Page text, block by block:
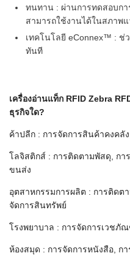
ทนทาน : ผ่านการทดสอบกา
สามารถใช้งานได้ในสภาพ
เทคโนโลยี eConnex™ : ช่
ทันที
เครื่องอ่านแท็ก RFID Zebra
ธุรกิจใด?
ค้าปลีก : การจัดการสินค้าคงคลั
โลจิสติกส์ : การติดตามพัสดุ, กา
ขนส่ง
อุตสาหกรรมการผลิต : การติด
จัดการสินทรัพย์
โรงพยาบาล : การจัดการเวช
ห้องสมุด : การจัดการหนังสือ, ก